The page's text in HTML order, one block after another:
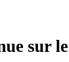
sur